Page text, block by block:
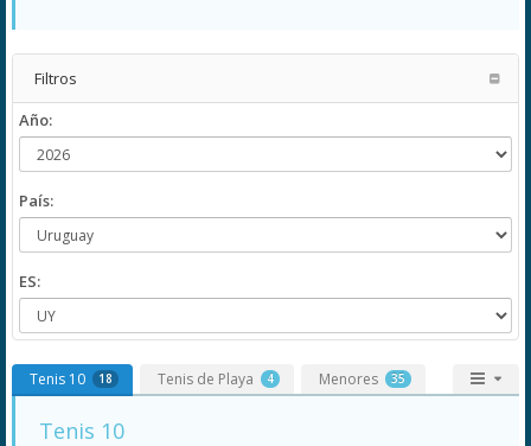
Filtros
Año:
País:
ES:
Tenis 10 18 Tenis de Playa 4 Menores 35
Tenis 10